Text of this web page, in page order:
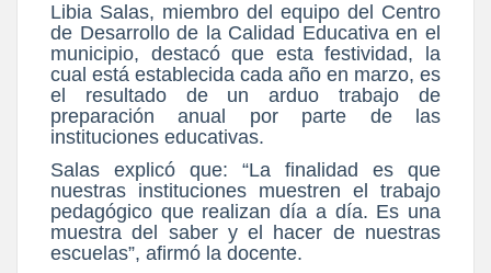
Libia Salas, miembro del equipo del Centro
de Desarrollo de la Calidad Educativa en el
municipio, destacó que esta festividad, la
cual está establecida cada año en marzo, es
el resultado de un arduo trabajo de
preparación anual por parte de las
instituciones educativas.
Salas explicó que: “La finalidad es que
nuestras instituciones muestren el trabajo
pedagógico que realizan día a día. Es una
muestra del saber y el hacer de nuestras
escuelas”, afirmó la docente.